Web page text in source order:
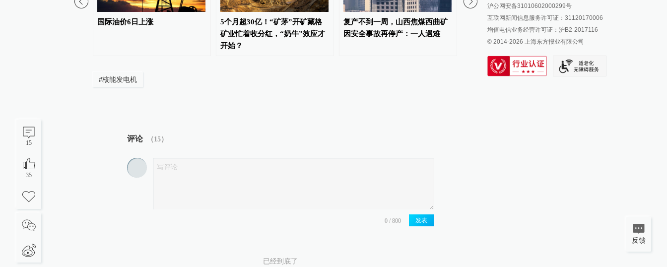
15
35
国际油价6日上涨
5个月超30亿！“矿茅”开矿藏格
矿业忙着收分红，“奶牛”效应才
开始？
复产不到一周，山西焦煤西曲矿
因安全事故再停产：一人遇难
探访全球最大在建核能供汽项
目：万亿级石化基地，底“汽”从
核而来
北京电网最大负荷连续
历史新高
#核能发电机
评论 （15）
发表
已经到底了
澎湃新闻抖音号
派生万物开放平台
IP SHANGHAI
SIXTH TONE
沪公网安备31010602000299号
互联网新闻信息服务许可证：31120170006
增值电信业务经营许可证：沪B2-2017116
© 2014-2026 上海东方报业有限公司
反馈